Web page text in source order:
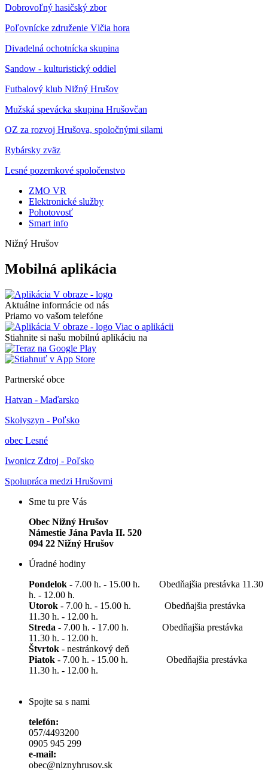
Dobrovoľný hasičský zbor
Poľovnícke združenie Vlčia hora
Divadelná ochotnícka skupina
Sandow - kulturistický oddiel
Futbalový klub Nižný Hrušov
Mužská spevácka skupina Hrušovčan
OZ za rozvoj Hrušova, spoločnými silami
Rybársky zväz
Lesné pozemkové spoločenstvo
ZMO VR
Elektronické služby
Pohotovosť
Smart info
Nižný Hrušov
Mobilná aplikácia
Aktuálne informácie od nás
Priamo vo vašom telefóne
Viac o aplikácii
Stiahnite si našu mobilnú aplikáciu na
Partnerské obce
Hatvan - Maďarsko
Skolyszyn - Poľsko
obec Lesné
Iwonicz Zdroj - Poľsko
Spolupráca medzi Hrušovmi
Sme tu pre Vás
Obec Nižný Hrušov
Námestie Jána Pavla II. 520
094 22 Nižný Hrušov
Úradné hodiny
Pondelok - 7.00 h. - 15.00 h. Obedňajšia prestávka 11.30
h. - 12.00 h.
Utorok - 7.00 h. - 15.00 h. Obedňajšia prestávka
11.30 h. - 12.00 h.
Streda - 7.00 h. - 17.00 h. Obedňajšia prestávka
11.30 h. - 12.00 h.
Štvrtok - nestránkový deň
Piatok - 7.00 h. - 15.00 h. Obedňajšia prestávka
11.30 h. - 12.00 h.
Spojte sa s nami
telefón:
057/4493200
0905 945 299
e-mail:
obec@niznyhrusov.sk